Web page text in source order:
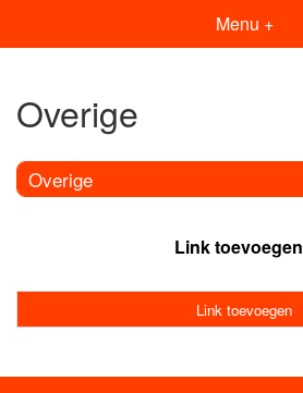
Menu +
Overige
Overige
Link toevoegen
Link toevoegen